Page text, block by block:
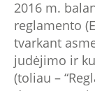
2016 m.
reglamento
tvarkant
judėjimo ir
(toliau –